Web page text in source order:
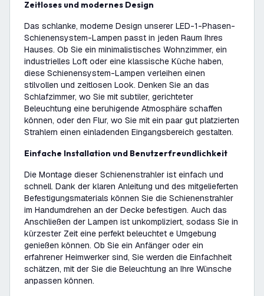
Zeitloses und modernes Design
Das schlanke, moderne Design unserer LED-1-Phasen-
Schienensystem-Lampen passt in jeden Raum Ihres
Hauses. Ob Sie ein minimalistisches Wohnzimmer, ein
industrielles Loft oder eine klassische Küche haben,
diese Schienensystem-Lampen verleihen einen
stilvollen und zeitlosen Look. Denken Sie an das
Schlafzimmer, wo Sie mit subtiler, gerichteter
Beleuchtung eine beruhigende Atmosphäre schaffen
können, oder den Flur, wo Sie mit ein paar gut platzierten
Strahlern einen einladenden Eingangsbereich gestalten.
Einfache Installation und Benutzerfreundlichkeit
Die Montage dieser Schienenstrahler ist einfach und
schnell. Dank der klaren Anleitung und des mitgelieferten
Befestigungsmaterials können Sie die Schienenstrahler
im Handumdrehen an der Decke befestigen. Auch das
Anschließen der Lampen ist unkompliziert, sodass Sie in
kürzester Zeit eine perfekt beleuchtet e Umgebung
genießen können. Ob Sie ein Anfänger oder ein
erfahrener Heimwerker sind, Sie werden die Einfachheit
schätzen, mit der Sie die Beleuchtung an Ihre Wünsche
anpassen können.